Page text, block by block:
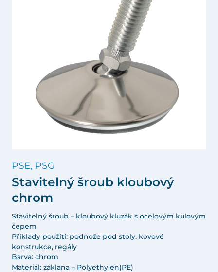
PSE, PSG
Stavitelný šroub kloubový
chrom
Stavitelný šroub – kloubový kluzák s ocelovým kulovým
čepem
Příklady použití: podnože pod stoly, kovové
konstrukce, regály
Barva: chrom
Materiál: záklana – Polyethylen(PE)